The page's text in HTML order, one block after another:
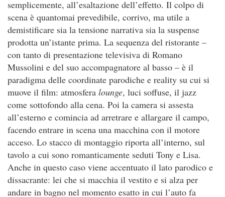
semplicemente, all’esaltazione dell’effetto. Il colpo di
scena è quantomai prevedibile, corrivo, ma utile a
demistificare sia la tensione narrativa sia la suspense
prodotta un’istante prima. La sequenza del ristorante –
con tanto di presentazione televisiva di Romano
Mussolini e del suo accompagnatore al basso – è il
paradigma delle coordinate parodiche e reality su cui si
muove il film: atmosfera lounge, luci soffuse, il jazz
come sottofondo alla cena. Poi la camera si assesta
all’esterno e comincia ad arretrare e allargare il campo,
facendo entrare in scena una macchina con il motore
acceso. Lo stacco di montaggio riporta all’interno, sul
tavolo a cui sono romanticamente seduti Tony e Lisa.
Anche in questo caso viene accentuato il lato parodico e
dissacrante: lei che si macchia il vestito e si alza per
andare in bagno nel momento esatto in cui l’auto fa